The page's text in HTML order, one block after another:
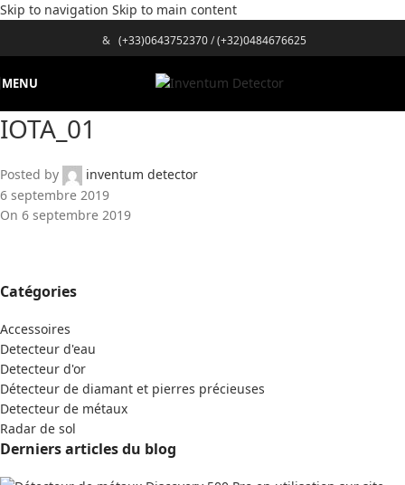
Skip to navigation Skip to main content
& (+33)0643752370/(+32)0484676625
MENU
IOTA_01
Posted by
inventum detector
6 septembre 2019
On 6 septembre 2019
Catégories
Accessoires
Detecteur d'eau
Detecteur d'or
Détecteur de diamant et pierres précieuses
Detecteur de métaux
Radar de sol
Derniers articles du blog